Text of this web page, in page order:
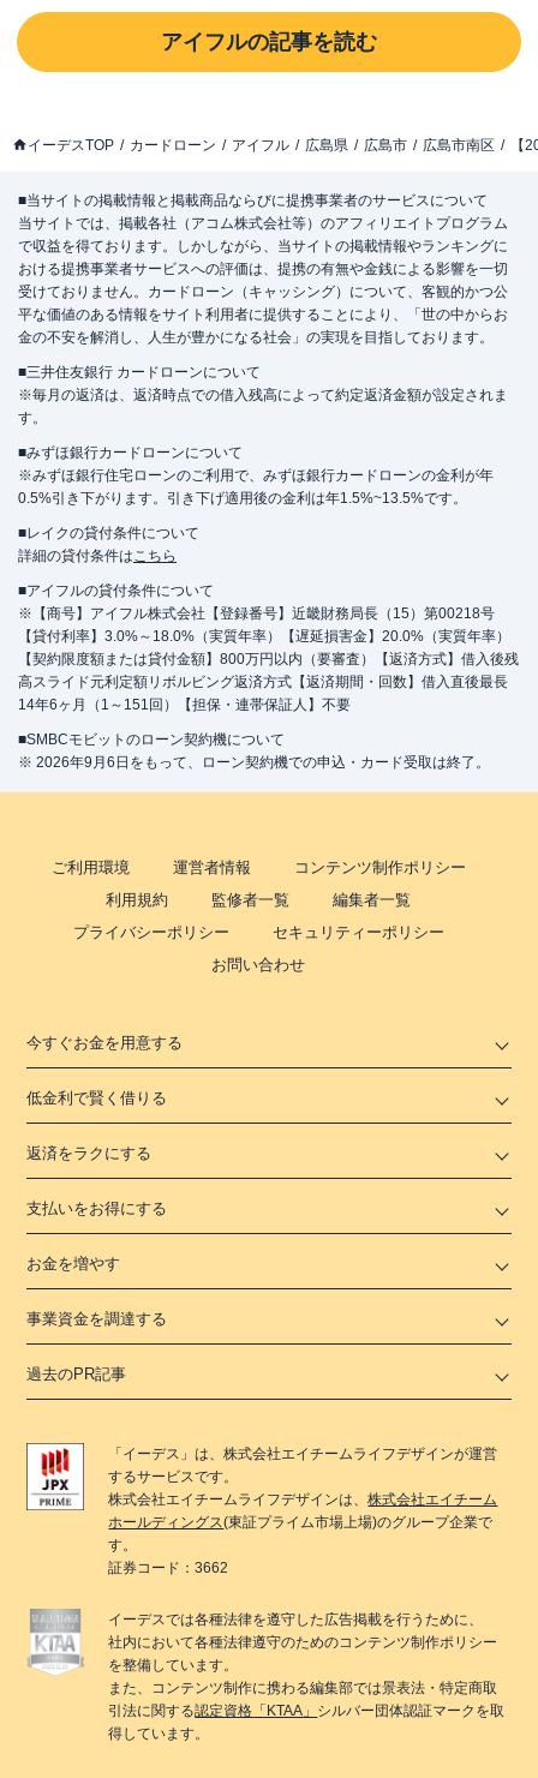
アイフルの記事を読む
イーデスTOP カードローン アイフル 広島県 広島市 広島市南区 【
■当サイトの掲載情報と掲載商品ならびに提携事業者のサービスについて
当サイトでは、掲載各社（アコム株式会社等）のアフィリエイトプログラム
で収益を得ております。しかしながら、当サイトの掲載情報やランキングに
おける提携事業者サービスへの評価は、提携の有無や金銭による影響を一切
受けておりません。カードローン（キャッシング）について、客観的かつ公
平な価値のある情報をサイト利用者に提供することにより、「世の中からお
金の不安を解消し、人生が豊かになる社会」の実現を目指しております。
■三井住友銀行 カードローンについて
※毎月の返済は、返済時点での借入残高によって約定返済金額が設定されま
す。
■みずほ銀行カードローンについて
※みずほ銀行住宅ローンのご利用で、みずほ銀行カードローンの金利が年
0.5%引き下がります。引き下げ適用後の金利は年1.5%~13.5%です。
■レイクの貸付条件について
詳細の貸付条件はこちら
■アイフルの貸付条件について
※【商号】アイフル株式会社【登録番号】近畿財務局長（15）第00218号
【貸付利率】3.0%～18.0%（実質年率）【遅延損害金】20.0%（実質年率）
【契約限度額または貸付金額】800万円以内（要審査）【返済方式】借入後残
高スライド元利定額リボルビング返済方式【返済期間・回数】借入直後最長
14年6ヶ月（1～151回）【担保・連帯保証人】不要
■SMBCモビットのローン契約機について
※ 2026年9月6日をもって、ローン契約機での申込・カード受取は終了。
ご利用環境 運営者情報
コンテンツ制作ポリシー
利用規約
監修者一覧
編集者一覧
プライバシーポリシー
セキュリティーポリシー
お問い合わせ
今すぐお金を用意する
低金利で賢く借りる
返済をラクにする
支払いをお得にする
お金を増やす
事業資金を調達する
過去のPR記事
「 イーデス 」は、株式会社エイチームライフデザインが運営
するサービスです。
株式会社エイチームライフデザインは、株式会社エイチーム
ホールディングス(東証プライム市場上場)のグループ企業で
す。
証券コード：3662
イーデスでは各種法律を遵守した広告掲載を行うために、
社内において各種法律遵守のためのコンテンツ制作ポリシー
を整備しています。
また、コンテンツ制作に携わる編集部では景表法・特定商取
引法に関する認定資格「KTAA」 シルバー団体認証マークを取
得しています。